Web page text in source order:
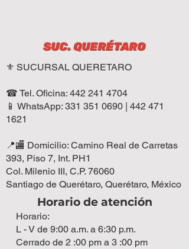
SUC. QUERÉTARO
⚜️ SUCURSAL QUERETARO
☎ Tel. Oficina: 442 241 4704
📱 WhatsApp: 331 351 0690 | 442 471
1621
📍🏬 Domicilio: Camino Real de Carretas
393, Piso 7, Int. PH1
Col. Milenio III, C.P. 76060
Santiago de Querétaro, Querétaro, México
Horario de atención
Horario:
L - V de 9:00 a.m. a 6:30 p.m.
Cerrado de 2 :00 pm a 3 :00 pm